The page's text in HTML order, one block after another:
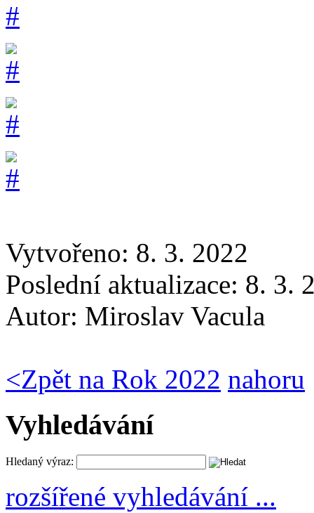
Vytvořeno: 8. 3. 2022
Poslední aktualizace: 8. 3.
Autor: Miroslav Vacula
<Zpět na Rok 2022 nahoru
Vyhledávání
Hledaný výraz:
rozšířené vyhledávání ...